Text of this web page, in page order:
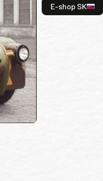
E-shop SK